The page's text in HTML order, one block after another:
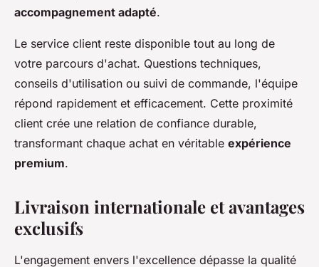
accompagnement adapté.
Le service client reste disponible tout au long de
votre parcours d'achat. Questions techniques,
conseils d'utilisation ou suivi de commande, l'équipe
répond rapidement et efficacement. Cette proximité
client crée une relation de confiance durable,
transformant chaque achat en véritable expérience
premium.
Livraison internationale et avantages
exclusifs
L'engagement envers l'excellence dépasse la qualité